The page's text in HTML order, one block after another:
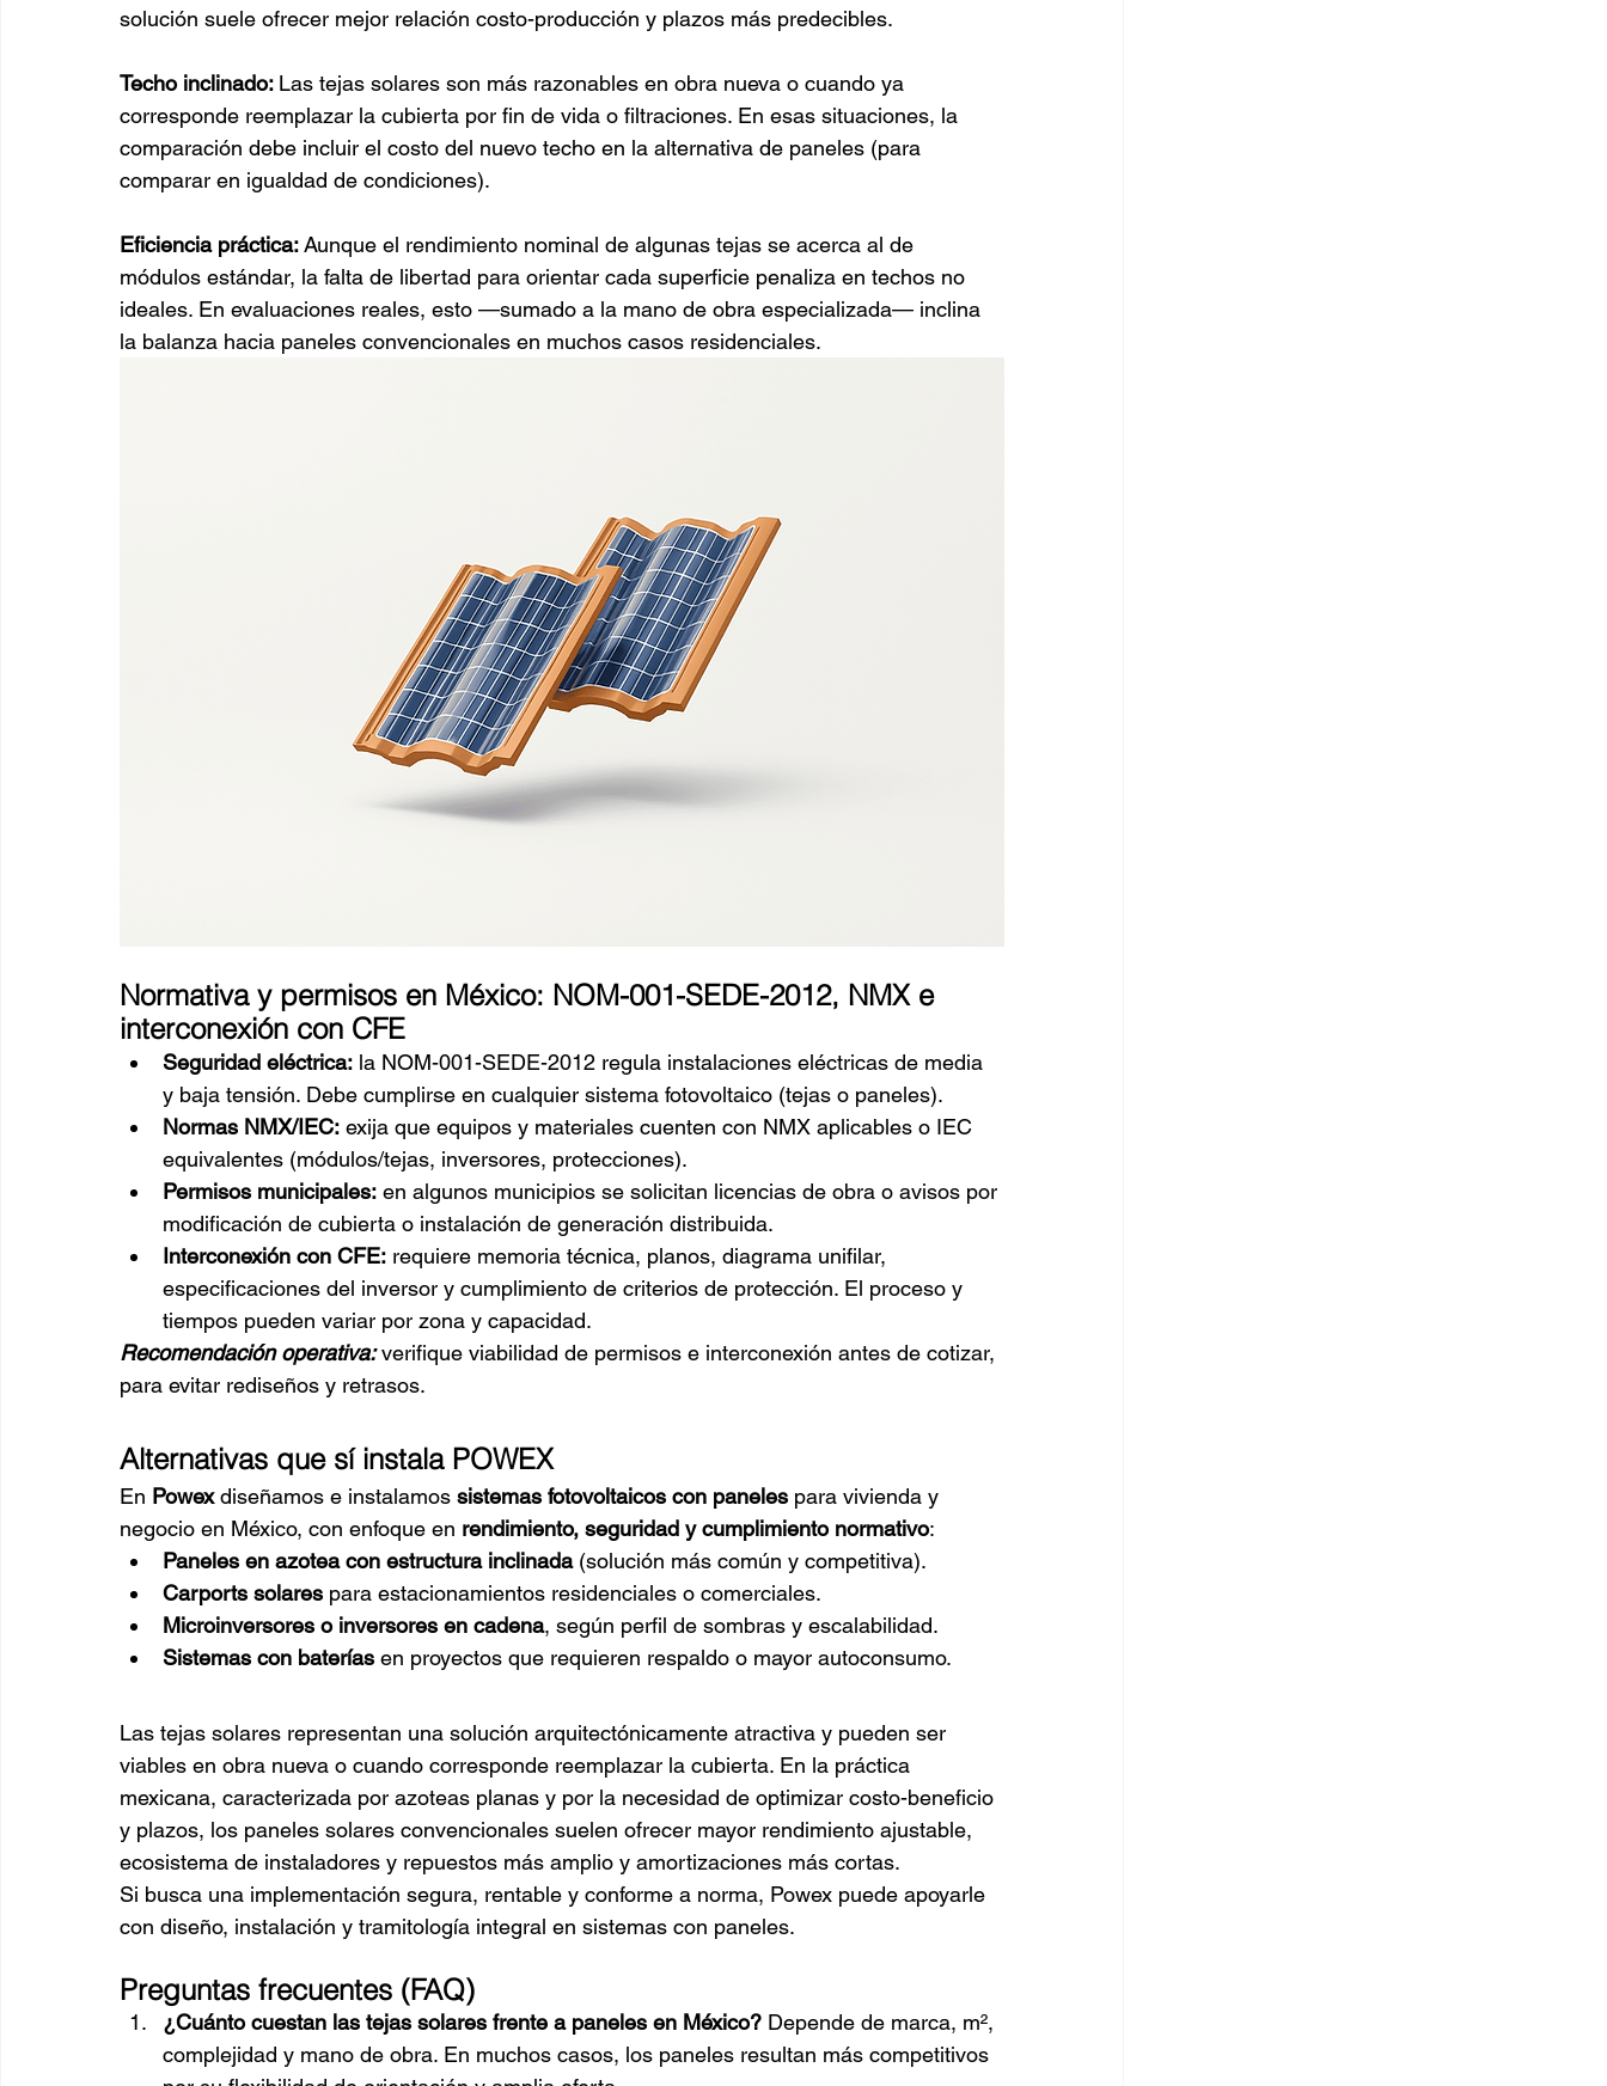
solución suele ofrecer mejor relación costo-producción y plazos más predecibles.
Techo inclinado: Las tejas solares son más razonables en obra nueva o cuando ya
corresponde reemplazar la cubierta por fin de vida o filtraciones. En esas situaciones, la
comparación debe incluir el costo del nuevo techo en la alternativa de paneles (para
comparar en igualdad de condiciones).
Eficiencia práctica: Aunque el rendimiento nominal de algunas tejas se acerca al de
módulos estándar, la falta de libertad para orientar cada superficie penaliza en techos no
ideales. En evaluaciones reales, esto —sumado a la mano de obra especializada— inclina
la balanza hacia paneles convencionales en muchos casos residenciales.
Normativa y permisos en México: NOM-001-SEDE-2012, NMX e
interconexión con CFE
Seguridad eléctrica: la NOM-001-SEDE-2012 regula instalaciones eléctricas de media
y baja tensión. Debe cumplirse en cualquier sistema fotovoltaico (tejas o paneles).
Normas NMX/IEC: exija que equipos y materiales cuenten con NMX aplicables o IEC
equivalentes (módulos/tejas, inversores, protecciones).
Permisos municipales: en algunos municipios se solicitan licencias de obra o avisos por
modificación de cubierta o instalación de generación distribuida.
Interconexión con CFE: requiere memoria técnica, planos, diagrama unifilar,
especificaciones del inversor y cumplimiento de criterios de protección. El proceso y
tiempos pueden variar por zona y capacidad.
Recomendación operativa: verifique viabilidad de permisos e interconexión antes de cotizar,
para evitar rediseños y retrasos.
Alternativas que sí instala POWEX
En Powex diseñamos e instalamos sistemas fotovoltaicos con paneles para vivienda y
negocio en México, con enfoque en rendimiento, seguridad y cumplimiento normativo:
Paneles en azotea con estructura inclinada (solución más común y competitiva).
Carports solares para estacionamientos residenciales o comerciales.
Microinversores o inversores en cadena, según perfil de sombras y escalabilidad.
Sistemas con baterías en proyectos que requieren respaldo o mayor autoconsumo.
Las tejas solares representan una solución arquitectónicamente atractiva y pueden ser
viables en obra nueva o cuando corresponde reemplazar la cubierta. En la práctica
mexicana, caracterizada por azoteas planas y por la necesidad de optimizar costo-beneficio
y plazos, los paneles solares convencionales suelen ofrecer mayor rendimiento ajustable,
ecosistema de instaladores y repuestos más amplio y amortizaciones más cortas.
Si busca una implementación segura, rentable y conforme a norma, Powex puede apoyarle
con diseño, instalación y tramitología integral en sistemas con paneles.
Preguntas frecuentes (FAQ)
¿Cuánto cuestan las tejas solares frente a paneles en México? Depende de marca, m²,
complejidad y mano de obra. En muchos casos, los paneles resultan más competitivos